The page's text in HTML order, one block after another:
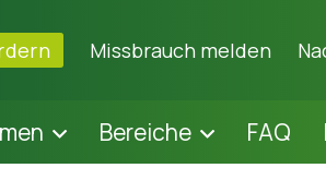
Missbrauch melden
Bereiche FAQ